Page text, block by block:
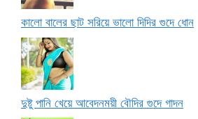
কালো বালের ছাট সরিয়ে ভালো দিদির গুদে ধোন
দুষ্টু পানি খেয়ে আবেদনময়ী বৌদির গুদে গাদন